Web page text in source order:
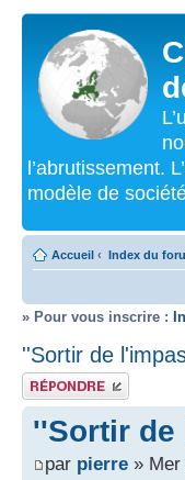
l’abrutissement.
modèle de
Accueil ‹ Index du
» Pour vous inscrire :
''Sortir de
Répondre
''Sortir
par pierre » Mer